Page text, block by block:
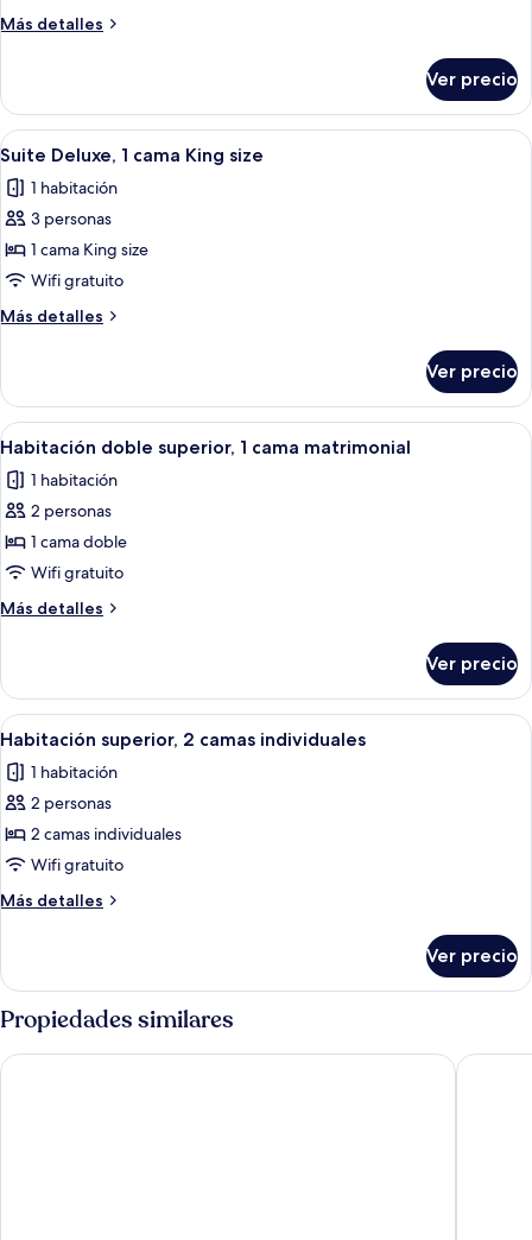
1
y
sofá
cama
Más detalles
Más
doble
superior,
1
matrimonial
y
cama
Ver precio
Abrir
todas
las
fotos
de
Suite
Deluxe,
1
King
size
Un baño moderno con ducha de
6
Suite Deluxe, 1 cama King size
1 habitación
3 personas
1 cama King size
Wifi gratuito
Más detalles
Más
Deluxe,
cama
size
Ver precio
Abrir
todas
las
fotos
de
Habitación
doble
superior,
cama
matrimonial
Habitación de hotel con cama, dos
5
Habitación doble superior, 1 cama matrimonial
1 habitación
2 personas
1 cama doble
Wifi gratuito
Más detalles
Más
doble
superior,
1
matrimonial
Ver precio
Abrir
todas
las
fotos
de
Habitación
superior,
2
individuales
Una habitación de hotel con dos
5
Habitación superior, 2 camas individuales
1 habitación
2 personas
2 camas individuales
Wifi gratuito
Más detalles
Más
superior,
2
camas
individuales
Ver precio
Propiedades similares
Hotel Lirak Nest